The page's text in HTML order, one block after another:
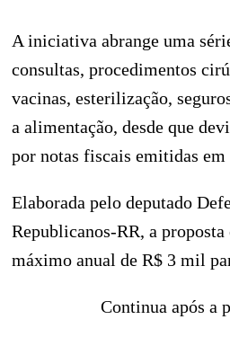
A iniciativa abrange uma
consultas, procedimentos
vacinas, esterilização,
a alimentação, desde que
por notas fiscais emitidas em
Elaborada pelo deputado
Republicanos-RR, a
máximo anual de R$ 3 mil
Continua após a